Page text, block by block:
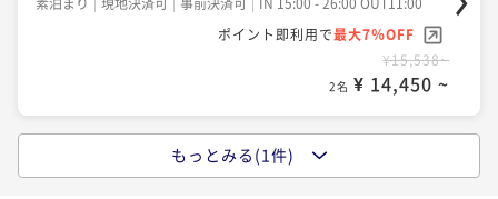
ポイント即利用で最大7％OFF
¥15,538~
2名 ¥ 14,450 ~
【ベーシックレート】ビジネスラウンジ利用＆無料軽
もっとみる(1件)